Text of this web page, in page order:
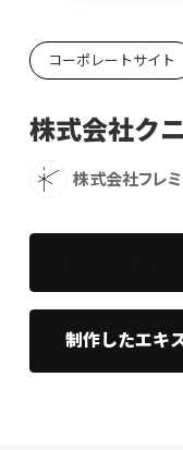
コーポレートサイト
株式会社ク
株式会社フレ
制作したエキ